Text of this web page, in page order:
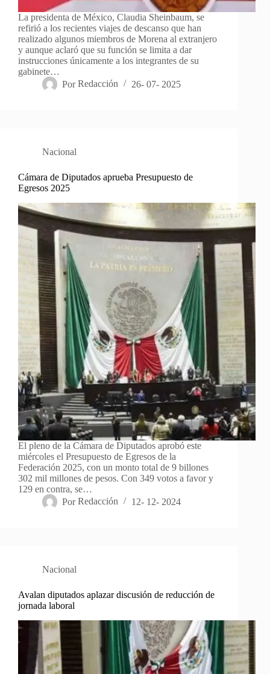
La presidenta de México, Claudia Sheinbaum, se
refirió a los recientes viajes de descanso que han
realizado algunos miembros de Morena al extranjero
y aunque aclaró que su función se limita a dar
instrucciones únicamente a los integrantes de su
gabinete…
Por Redacción 26- 07- 2025
Nacional
Cámara de Diputados aprueba Presupuesto de
Egresos 2025
El pleno de la Cámara de Diputados aprobó este
miércoles el Presupuesto de Egresos de la
Federación 2025, con un monto total de 9 billones
302 mil millones de pesos. Con 349 votos a favor y
129 en contra, se…
Por Redacción 12- 12- 2024
Nacional
Avalan diputados aplazar discusión de reducción de
jornada laboral